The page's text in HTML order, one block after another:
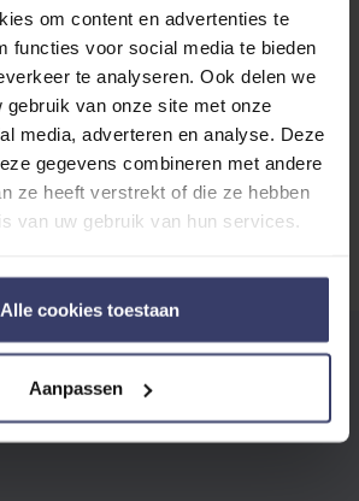
om content en advertenties te
functies voor social media te bieden
te analyseren. Ook delen we
gebruik van onze site met onze
media, adverteren en analyse. Deze
gegevens combineren met andere
ze heeft verstrekt of die ze hebben
van uw gebruik van hun services.
Alle cookies toestaan
Aanpassen
reviews
No reviews
EIGEN REVIEW
over:Kentucky elastische